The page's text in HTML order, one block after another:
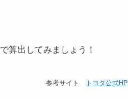
算出してみましょう！
参考サイト トヨタ公式HP